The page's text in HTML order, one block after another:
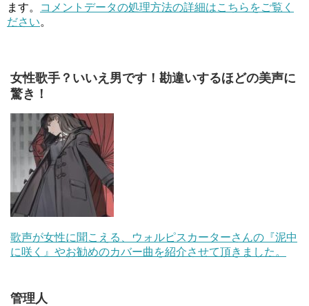
ます。
コメントデータの処理方法の詳細はこちらをご覧く
ださい。
女性歌手？いいえ男です！勘違いするほどの美声に
驚き！
歌声が女性に聞こえる、ウォルピスカーターさんの『泥中
に咲く』やお勧めのカバー曲を紹介させて頂きました。
管理人